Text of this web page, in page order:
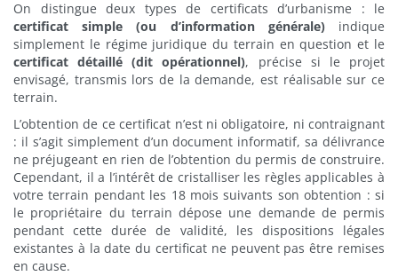
On distingue deux types de certificats d’urbanisme : le
certificat simple (ou d’information générale)indique
simplement le régime juridique du terrain en question et le
certificat détaillé (dit opérationnel), précise si le projet
envisagé, transmis lors de la demande, est réalisable sur ce
terrain.
L’obtention de ce certificat n’est ni obligatoire, ni contraignant
: il s’agit simplement d’un document informatif, sa délivrance
ne préjugeant en rien de l’obtention du permis de construire.
Cependant, il a l’intérêt de cristalliser les règles applicables à
votre terrain pendant les 18 mois suivants son obtention : si
le propriétaire du terrain dépose une demande de permis
pendant cette durée de validité, les dispositions légales
existantes à la date du certificat ne peuvent pas être remises
en cause.